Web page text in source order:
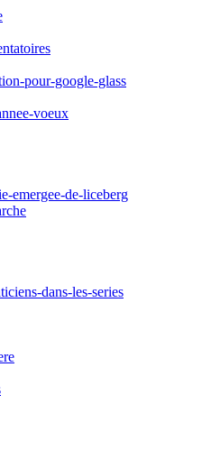
pour-google-glass
voeux
emergee-de-liceberg
dans-les-series